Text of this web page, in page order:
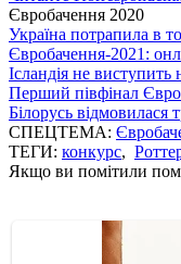
Євробачення 2020
Україна потрапила в
Євробачення-2021:
Ісландія не
Перший півфінал
Білорусь відмовилася
СПЕЦТЕМА:
ТЕГИ: конкурс,
Якщо ви помітили